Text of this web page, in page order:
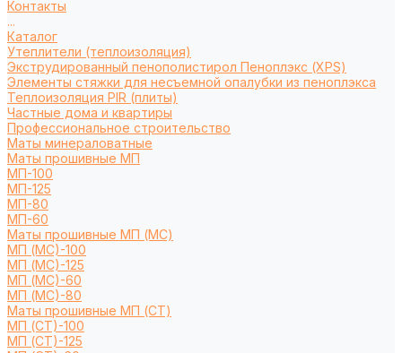
Контакты
...
Каталог
Утеплители (теплоизоляция)
Экструдированный пенополистирол Пеноплэкс (XPS)
Элементы стяжки для несъемной опалубки из пеноплэкса
Теплоизоляция PIR (плиты)
Частные дома и квартиры
Профессиональное строительство
Маты минераловатные
Маты прошивные МП
МП-100
МП-125
МП-80
МП-60
Маты прошивные МП (МС)
МП (МС)-100
МП (МС)-125
МП (МС)-60
МП (МС)-80
Маты прошивные МП (СТ)
МП (СТ)-100
МП (СТ)-125